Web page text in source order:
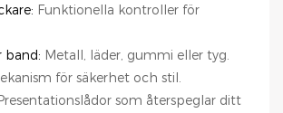
Funktionella kontroller för
band: Metall, läder, gummi eller tyg.
för säkerhet och stil.
som återspeglar ditt